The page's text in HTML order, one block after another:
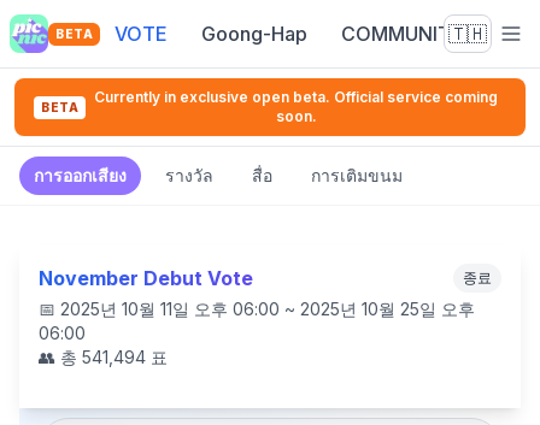
BETA VOTE Goong-Hap COMMUNITY🇹🇭
BETA
Currently in exclusive open beta. Official service coming
soon.
การออกเสียง รางวัล สื่อ การเติมขนม
November Debut Vote 종료
📅 2025년 10월 11일 오후 06:00 ~ 2025년 10월 25일 오후
06:00
👥 총 541,494 표